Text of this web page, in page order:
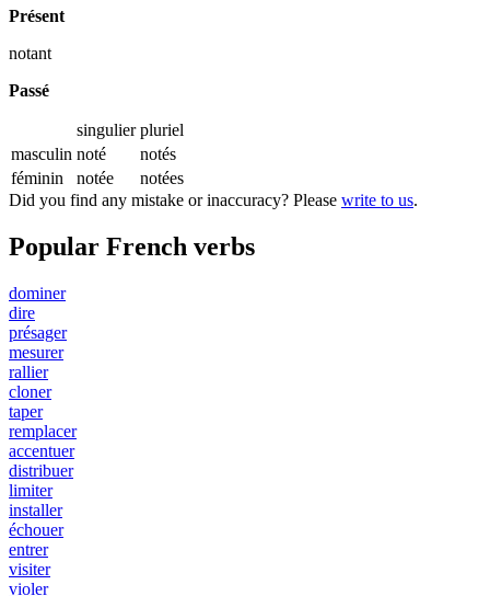
Présent
notant
Passé
singulier pluriel
masculin noté
notés
féminin
notée
notées
Did you find any mistake or inaccuracy? Please write to us.
Popular French verbs
dominer
dire
présager
mesurer
rallier
cloner
taper
remplacer
accentuer
distribuer
limiter
installer
échouer
entrer
visiter
violer